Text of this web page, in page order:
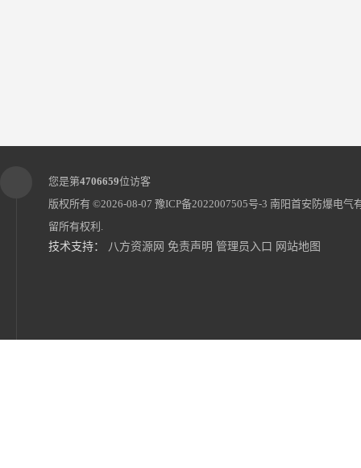
您是第4706659位访客
版权所有 ©2026-08-07 豫ICP备2022007505号-3 南阳首安防爆电气
留所有权利.
技术支持： 八方资源网 免责声明 管理员入口 网站地图